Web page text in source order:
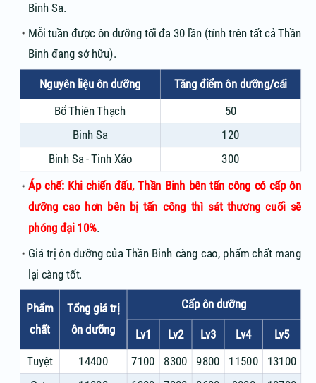
Binh Sa.
Mỗi tuần được ôn dưỡng tối đa 30 lần (tính trên tất cả Thần
Binh đang sở hữu).
Nguyên liệu ôn dưỡng Tăng điểm ôn dưỡng/cái
Bổ Thiên Thạch 50
Binh Sa 120
Binh Sa - Tinh Xảo 300
Áp chế: Khi chiến đấu, Thần Binh bên tấn công có cấp ôn
dưỡng cao hơn bên bị tấn công thì sát thương cuối sẽ
phóng đại 10%.
Giá trị ôn dưỡng của Thần Binh càng cao, phẩm chất mang
lại càng tốt.
Phẩm
chất
Tổng giá trị
ôn dưỡng
Cấp ôn dưỡng
Lv1 Lv2 Lv3 Lv4 Lv5
Tuyệt 14400 7100 8300 9800 11500 13100